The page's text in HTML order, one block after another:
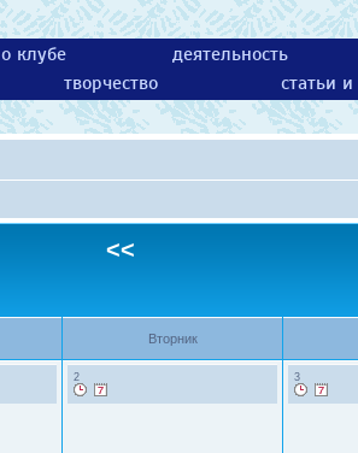
о клубе деятельность
творчество
статьи
<<
Вторник
2 3